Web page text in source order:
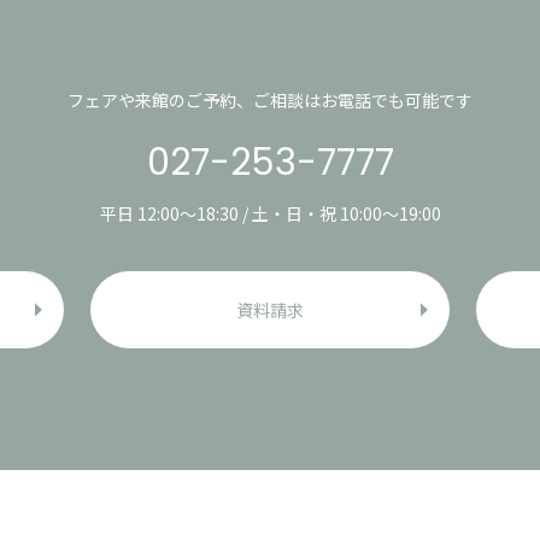
フェアや来館のご予約、ご相談はお電話でも可能です
027-253-7777
平日 12:00〜18:30 / 土・日・祝 10:00〜19:00
資料請求